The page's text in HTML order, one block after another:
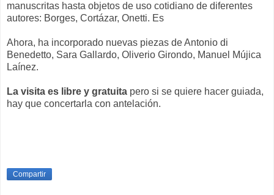
manuscritas hasta objetos de uso cotidiano de diferentes
autores: Borges, Cortázar, Onetti. Es
Ahora, ha incorporado nuevas piezas de Antonio di
Benedetto, Sara Gallardo, Oliverio Girondo, Manuel Mújica
Laínez.
La visita es libre y gratuita pero si se quiere hacer guiada,
hay que concertarla con antelación.
Compartir